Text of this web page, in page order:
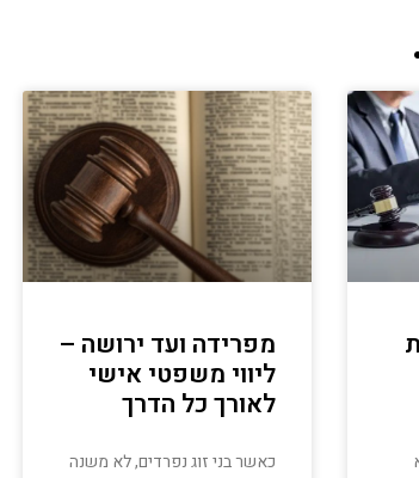
מפרידה ועד ירושה –
ליווי משפטי אישי
לאורך כל הדרך
כאשר בני זוג נפרדים, לא משנה